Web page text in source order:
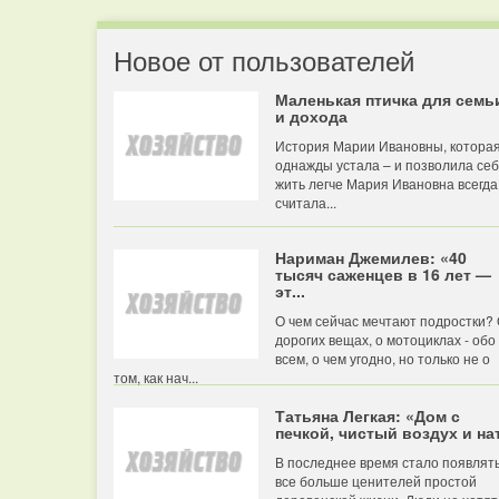
Новое от пользователей
Маленькая птичка для
и дохода
История Марии Ивановны,
однажды устала – и позволила
жить легче Мария Ивановна всегда
считала...
Нариман Джемилев: «40
тысяч саженцев в 16 лет —
эт...
О чем сейчас мечтают подростки?
дорогих вещах, о мотоциклах - обо
всем, о чем угодно, но только не о
том, как нач...
Татьяна Легкая: «Дом с
печкой, чистый воздух и
В последнее время стало
все больше ценителей простой